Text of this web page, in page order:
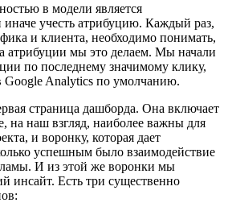
в модели является
иначе учесть атрибуцию. Каждый раз,
и клиента, необходимо понимать,
атрибуции мы это делаем. Мы начали
по последнему значимому клику,
Google Analytics по умолчанию.
страница дашборда. Она включает
на наш взгляд, наиболее важны для
и воронку, которая дает
успешным было взаимодействие
И из этой же воронки мы
инсайт. Есть три существенно